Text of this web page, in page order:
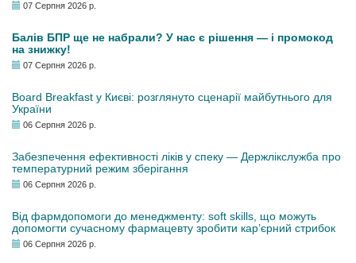
07 Серпня 2026 р.
Балів БПР ще не набрали? У нас є рішення — і промокод
на знижку!
07 Серпня 2026 р.
Board Breakfast у Києві: розглянуто сценарії майбутнього для
України
06 Серпня 2026 р.
Забезпечення ефективності ліків у спеку — Держлікслужба про
температурний режим зберігання
06 Серпня 2026 р.
Від фармдопомоги до менеджменту: soft skills, що можуть
допомогти сучасному фармацевту зробити кар’єрний стрибок
06 Серпня 2026 р.